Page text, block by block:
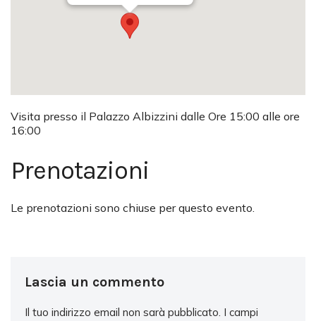
Visita presso il Palazzo Albizzini dalle Ore 15:00 alle ore
16:00
Prenotazioni
Le prenotazioni sono chiuse per questo evento.
Lascia un commento
Il tuo indirizzo email non sarà pubblicato. I campi